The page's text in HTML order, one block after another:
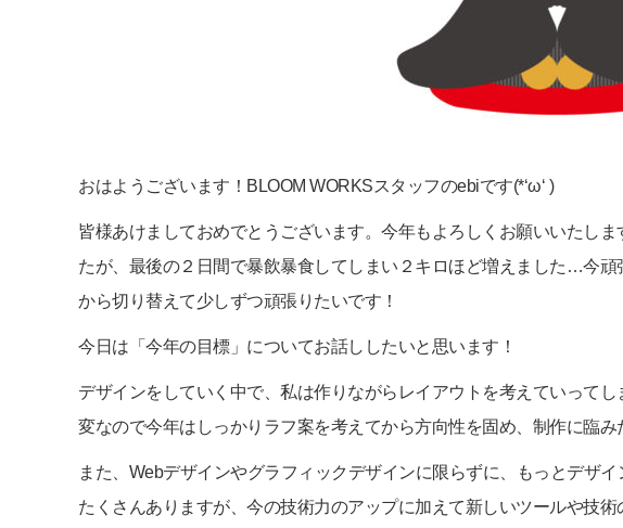
おはようございます！BLOOM WORKSスタッフのebiです(*‘ω‘ )
皆様あけましておめでとうございます。今年もよろしくお願いいたし
たが、最後の２日間で暴飲暴食してしまい２キロほど増えました…今
から切り替えて少しずつ頑張りたいです！
今日は「今年の目標」についてお話ししたいと思います！
デザインをしていく中で、私は作りながらレイアウトを考えていって
変なので今年はしっかりラフ案を考えてから方向性を固め、制作に臨み
また、Webデザインやグラフィックデザインに限らずに、もっとデザ
たくさんありますが、今の技術力のアップに加えて新しいツールや技